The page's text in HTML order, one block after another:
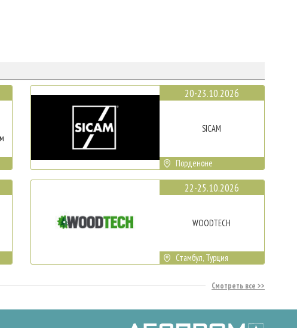
20-23.10.2026
SICAM
Порденоне
22-25.10.2026
WOODTECH
Стамбул, Турция
Смотреть все